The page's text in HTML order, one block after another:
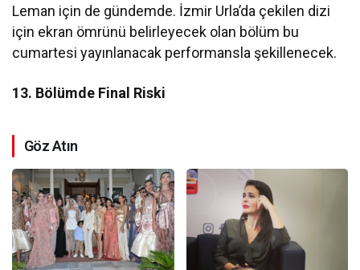
Leman için de gündemde. İzmir Urla’da çekilen dizi
için ekran ömrünü belirleyecek olan bölüm bu
cumartesi yayınlanacak performansla şekillenecek.
13. Bölümde Final Riski
Göz Atın